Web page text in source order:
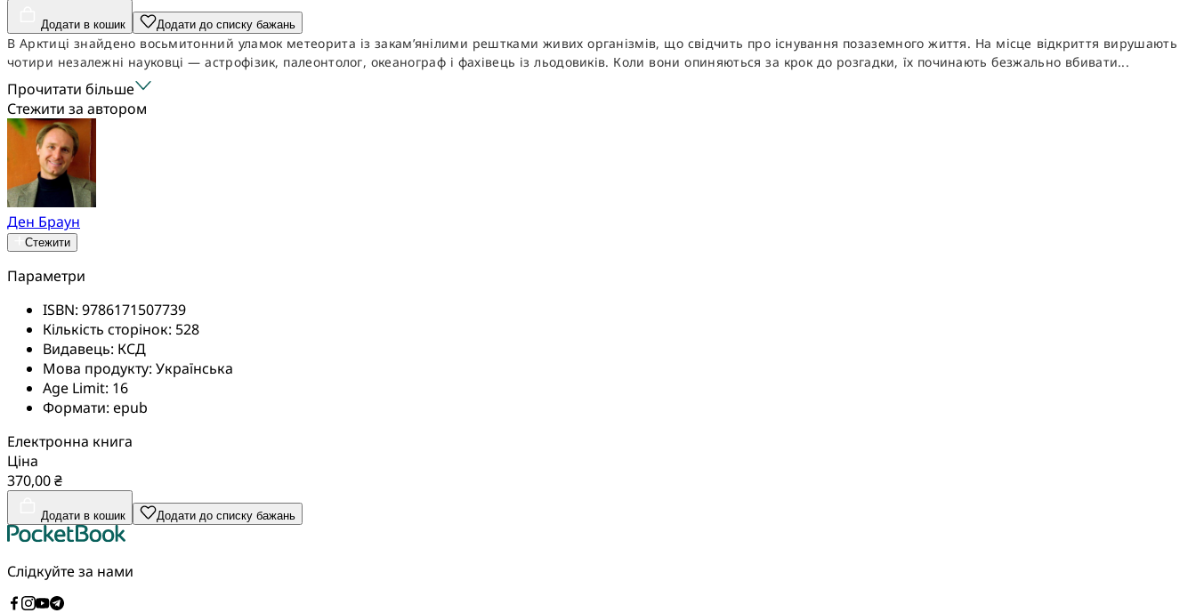
Додати в кошик Додати до списку бажань
В Арктиці знайдено восьмитонний уламок метеорита із закам’янілими рештками живих організмів, що свідчить про існування позаземного життя. На місце відкриття вирушають
чотири незалежні науковці — астрофізик, палеонтолог, океанограф і фахівець із льодовиків. Коли вони опиняються за крок до розгадки, їх починають безжально вбивати...
Прочитати більше
Стежити за автором
Ден Браун
Стежити
Параметри
ISBN: 9786171507739
Кількість сторінок: 528
Видавець: КСД
Мова продукту: Українська
Age Limit: 16
Формати: epub
Електронна книга
Ціна
370,00 ₴
Додати в кошик Додати до списку бажань
Слідкуйте за нами